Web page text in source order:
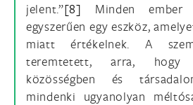
jelent.”[8] Minden ember
egyszerűen egy eszköz,
miatt értékelnek. A
teremtetett, arra, hogy
közösségben és
mindenki ugyanolyan